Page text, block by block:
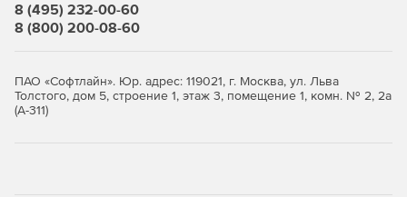
Интуитивный web-интерфейс LUCID. Система
позволяет администраторами сети быстро
(Logical, Useable, Customizable, Interactive, Drill-down).
8 (495) 232-00-60
8 (800) 200-08-60
ПАО «Софтлайн». Юр. адрес: 119021, г. Москва, ул. Льва
Толстого, дом 5, строение 1, этаж 3, помещение 1, комн. № 2, 2а
(А-311)